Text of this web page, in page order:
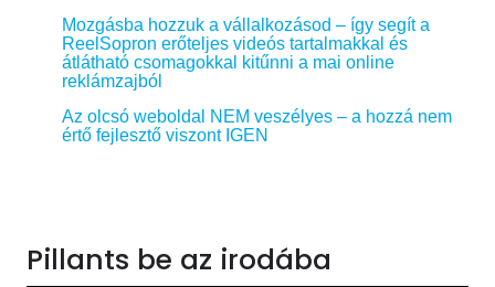
Mozgásba hozzuk a vállalkozásod – így segít a
ReelSopron erőteljes videós tartalmakkal és
átlátható csomagokkal kitűnni a mai online
reklámzajból
Az olcsó weboldal NEM veszélyes – a hozzá nem
értő fejlesztő viszont IGEN
Pillants be az irodába